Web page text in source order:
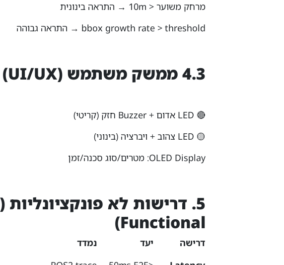
מרחק משוער < 10m → התראה בינונית
bbox growth rate > threshold → התראה גבוהה
4.3 ממשק משתמש (UI/UX)
🔴 LED אדום + Buzzer חזק (קריטי)
🟡 LED צהוב + ויברציה (בינוני)
OLED Display: מטרים/סוג סכנה/זמן
Functional)
דרישה יעד
נמדד